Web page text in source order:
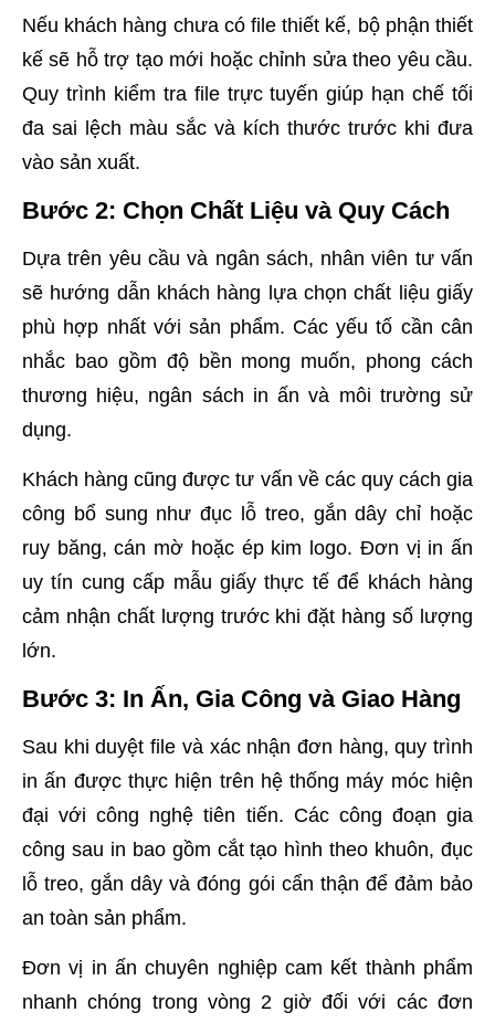
Nếu khách hàng chưa có file thiết kế, bộ phận thiết
kế sẽ hỗ trợ tạo mới hoặc chỉnh sửa theo yêu cầu.
Quy trình kiểm tra file trực tuyến giúp hạn chế tối
đa sai lệch màu sắc và kích thước trước khi đưa
vào sản xuất.
Bước 2: Chọn Chất Liệu và Quy Cách
Dựa trên yêu cầu và ngân sách, nhân viên tư vấn
sẽ hướng dẫn khách hàng lựa chọn chất liệu giấy
phù hợp nhất với sản phẩm. Các yếu tố cần cân
nhắc bao gồm độ bền mong muốn, phong cách
thương hiệu, ngân sách in ấn và môi trường sử
dụng.
Khách hàng cũng được tư vấn về các quy cách gia
công bổ sung như đục lỗ treo, gắn dây chỉ hoặc
ruy băng, cán mờ hoặc ép kim logo. Đơn vị in ấn
uy tín cung cấp mẫu giấy thực tế để khách hàng
cảm nhận chất lượng trước khi đặt hàng số lượng
lớn.
Bước 3: In Ấn, Gia Công và Giao Hàng
Sau khi duyệt file và xác nhận đơn hàng, quy trình
in ấn được thực hiện trên hệ thống máy móc hiện
đại với công nghệ tiên tiến. Các công đoạn gia
công sau in bao gồm cắt tạo hình theo khuôn, đục
lỗ treo, gắn dây và đóng gói cẩn thận để đảm bảo
an toàn sản phẩm.
Đơn vị in ấn chuyên nghiệp cam kết thành phẩm
nhanh chóng trong vòng 2 giờ đối với các đơn